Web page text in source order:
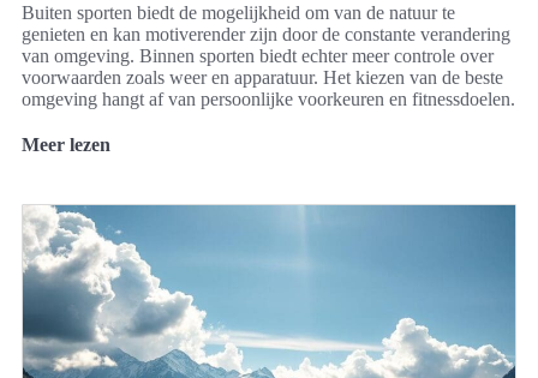
Buiten sporten biedt de mogelijkheid om van de natuur te
genieten en kan motiverender zijn door de constante verandering
van omgeving. Binnen sporten biedt echter meer controle over
voorwaarden zoals weer en apparatuur. Het kiezen van de beste
omgeving hangt af van persoonlijke voorkeuren en fitnessdoelen.
Meer lezen